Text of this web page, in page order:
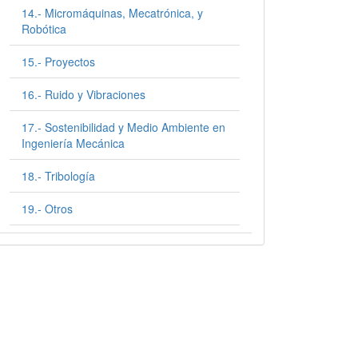
14.- Micromáquinas, Mecatrónica, y
Robótica
15.- Proyectos
16.- Ruido y Vibraciones
17.- Sostenibilidad y Medio Ambiente en
Ingeniería Mecánica
18.- Tribología
19.- Otros